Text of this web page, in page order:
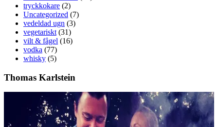
tryckkokare (2)
Uncategorized (7)
vedeldad ugn (3)
vegetariskt (31)
vilt & fågel (16)
vodka (77)
whisky (5)
Thomas Karlstein